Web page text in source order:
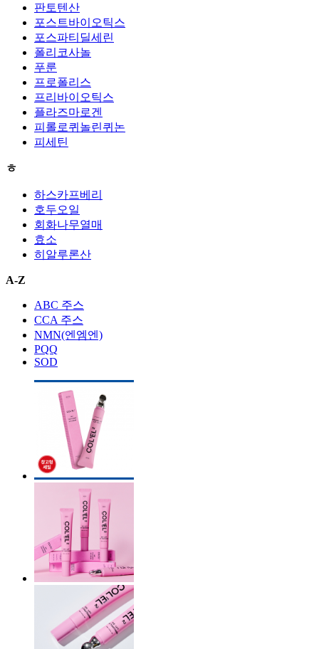
판토텐산
포스트바이오틱스
포스파티딜세린
폴리코사놀
푸룬
프로폴리스
프리바이오틱스
플라즈마로겐
피롤로퀴놀린퀴논
피세틴
ㅎ
하스카프베리
호두오일
회화나무열매
효소
히알루론산
A-Z
ABC 주스
CCA 주스
NMN(엔엠엔)
PQQ
SOD